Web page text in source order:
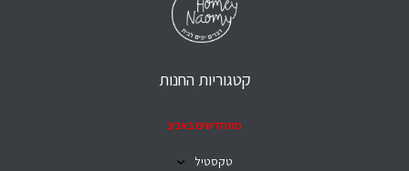
קטגוריות החנות
מתחדשים באביב
טקסטיל